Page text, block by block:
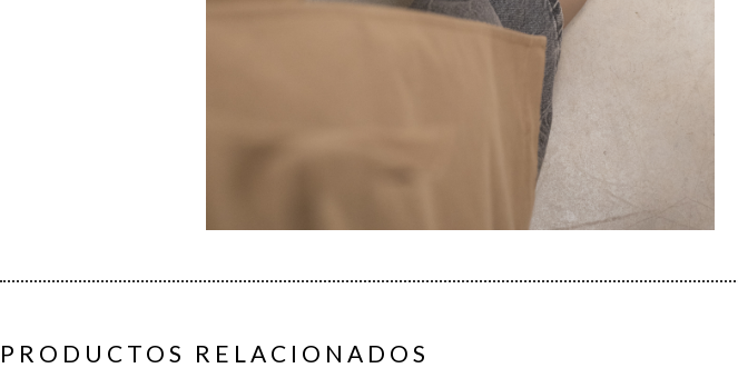
PRODUCTOS RELACIONADOS